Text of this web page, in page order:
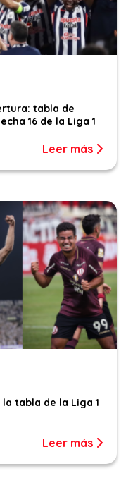
tabla de
16 de la Liga 1
Leer más
tabla de la Liga 1
Leer más